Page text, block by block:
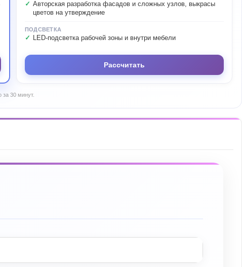
Авторская разработка фасадов и сложных узлов, выкрасы
цветов на утверждение
ПОДСВЕТКА
LED-подсветка рабочей зоны и внутри мебели
Рассчитать
30 минут.